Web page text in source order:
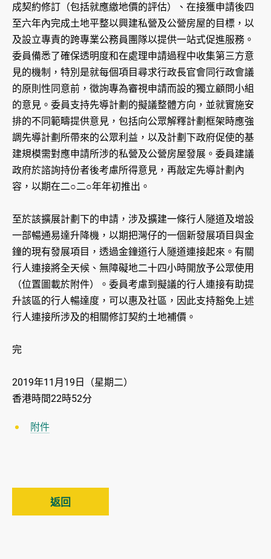
成契約修訂（包括就應繳地價的評估）、在接獲申請後四
至六年內完成土地平整以興建私營及公營房屋的目標，以
及設立專責的跨專業公務員團隊以提供一站式促進服務。
委員備悉了確保透明度和在處理申請過程中收集第三方意
見的機制，特別是就每個項目尋求行政長官會同行政會議
的原則性同意前，徵詢專為審視申請而設的獨立顧問小組
的意見。委員支持先導計劃的擬議整體方向，並就實施安
排的不同範疇提供意見，包括向公眾解釋計劃框架時應強
調先導計劃所帶來的公眾利益，以及計劃下政府促使的基
建規模需對應申請所涉的私營及公營房屋發展。委員建議
政府於諮詢持份者後考慮所得意見，再敲定先導計劃內
容，以期在二○二○年年初推出。
至於該擴展計劃下的申請，涉及擴建一條行人隧道及增設
一部暢通易達升降機，以期把灣仔的一個新發展項目與金
鐘的現有發展項目，透過金鐘道行人隧道連接起來。有關
行人連接將全天候、無障礙地二十四小時開放予公眾使用
（位置圖載於附件）。委員考慮到擬議的行人連接有助提
升該區的行人暢達度，可以惠及社區，因此支持豁免上述
行人連接所涉及的相關修訂契約土地補價。
完
2019年11月19日（星期二）
香港時間22時52分
附件
返回